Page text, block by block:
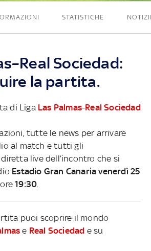
STATISTICHE
Sociedad:
la partita.
di Liga Las Palmas-Real Sociedad
tutte le news per arrivare
al match e tutti gli
live dell’incontro che si
Estadio Gran Canaria venerdì 25
19:30
puoi scoprire il mondo
e Real Sociedad e su